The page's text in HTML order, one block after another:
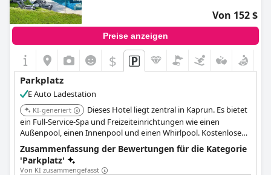
Von 152 $
Preise anzeigen
$
Parkplatz
E Auto Ladestation
KI-generiert
Dieses Hotel liegt zentral in Kaprun. Es bietet
ein Full-Service-Spa und Freizeiteinrichtungen wie einen
Außenpool, einen Innenpool und einen Whirlpool. Kostenlose
Parkplätze stehen vor Ort zur Verfügung.
Zusammenfassung der Bewertungen für die Kategorie
'Parkplatz'
Von KI zusammengefasst